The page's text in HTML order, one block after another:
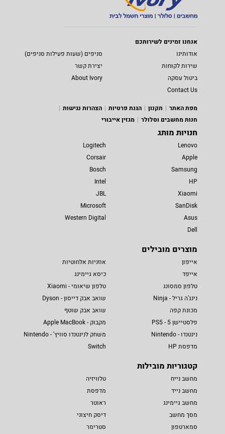
אנחנו זמינים לשירותכם
אודותינו
סניפים (שעות פעילות סניפים)
שירות לקוחות
יצירת קשר
ביטול עסקה
About Ivory
Contact Us
מפת האתר
תקנון הגנת פרטיות
הצהרות נגישות
חנות מחשבים וסלולר
מגזין אייבורי
חנויות מותג
Lenovo
Apple
Samsung
HP
Xiaomi
SanDisk
Asus
Dell
Logitech
Corsair
Bosch
Intel
JBL
Microsoft
Western Digital
מוצרים מובילים
אייפון
אייפד
טלפון סמסונג
נינג'ה גריל - Ninja
מכונת קפה
פלסטיישן 5 - PS5
נינטנדו - Nintendo
מדפסת HP
אוזניות אלחוטיות
כיסא גיימינג
טלפון שיאומי - Xiaomi
שואב אבק דייסון - Dyson
שואב אבק שוטף
מקבוק - Apple MacBook
משחק לנינטנדו סוויץ' - Nintendo
Switch
קטגוריות מובילות
מחשב נייח
מחשב נייד
מחשב גיימינג
מסך מחשב
סמארטפון
טלוויזיה
מדפסת
ראוטר
דיסק חיצוני
סטרימר